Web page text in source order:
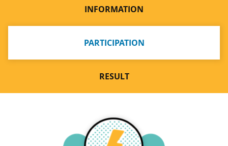
INFORMATION
PARTICIPATION
RESULT